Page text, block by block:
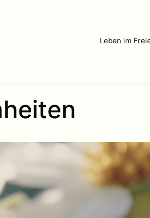
Leben im